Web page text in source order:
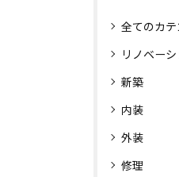
全てのカ
リノベー
新築
内装
外装
修理